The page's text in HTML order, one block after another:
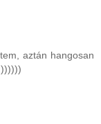
aztán hangosan